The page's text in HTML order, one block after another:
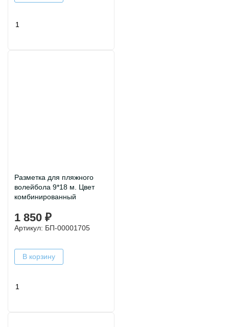
Разметка для пляжного
волейбола 9*18 м. Цвет
комбинированный
1 850 ₽
Артикул: БП-00001705
В корзину